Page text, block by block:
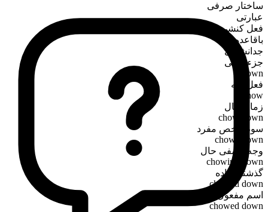
ساختار صرفی
عبارتی
فعل کنشی
باقاعده
جدانشدنی
جزء فعلی
down
فعل پایه
chow
زمان حال
chow down
سوم‌شخص مفرد
chows down
وجه وصفی حال
chowing down
گذشته ساده
chowed down
اسم مفعول
chowed down